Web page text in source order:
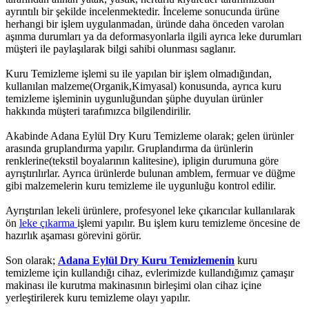
ayrıntılı bir şekilde incelenmektedir. İnceleme sonucunda ürüne
herhangi bir işlem uygulanmadan, üründe daha önceden varolan
aşınma durumları ya da deformasyonlarla ilgili ayrıca leke durumları
müşteri ile paylaşılarak bilgi sahibi olunması saglanır.
Kuru Temizleme işlemi su ile yapılan bir işlem olmadığından,
kullanılan malzeme(Organik,Kimyasal) konusunda, ayrıca kuru
temizleme işleminin uygunluğundan şüphe duyulan ürünler
hakkında müşteri tarafımızca bilgilendirilir.
Akabinde Adana Eylül Dry Kuru Temizleme olarak; gelen ürünler
arasında gruplandırma yapılır. Gruplandırma da ürünlerin
renklerine(tekstil boyalarının kalitesine), ipligin durumuna göre
ayrıştırılırlar. Ayrıca ürünlerde bulunan amblem, fermuar ve düğme
gibi malzemelerin kuru temizleme ile uygunluğu kontrol edilir.
Ayrıştırılan lekeli ürünlere, profesyonel leke çıkarıcılar kullanılarak
ön leke çıkarma işlemi yapılır. Bu işlem kuru temizleme öncesine de
hazırlık aşaması görevini görür.
Son olarak; Adana Eylül Dry Kuru Temizlemenin kuru
temizleme için kullandığı cihaz, evlerimizde kullandığımız çamaşır
makinası ile kurutma makinasının birleşimi olan cihaz içine
yerleştirilerek kuru temizleme olayı yapılır.